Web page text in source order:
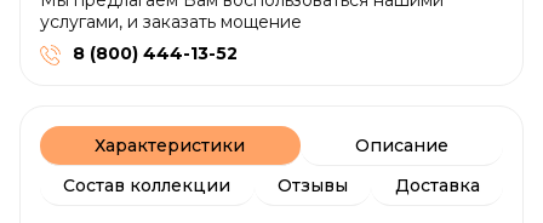
услугами, и заказать мощение
8 (800) 444-13-52
Характеристики
Описание
Состав коллекции
Отзывы Доставка